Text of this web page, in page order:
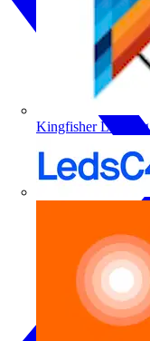
Kingfisher Lighting